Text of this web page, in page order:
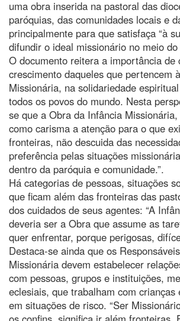
uma obra inserida na pastoral das
paróquias, das comunidades locais e
principalmente para que satisfaça “à
difundir o ideal missionário no meio do
O documento reitera a importância de
crescimento daqueles que pertencem
Missionária, na solidariedade
todos os povos do mundo. Nesta
se que a Obra da Infância Missionária,
como carisma a atenção para o que
fronteiras, não descuida das
preferência pelas situações
dentro da paróquia e comunidade.”.
Há categorias de pessoas, situações
que ficam além das fronteiras das
dos cuidados de seus agentes: “A
deveria ser a Obra que assume as
quer enfrentar, porque perigosas,
Destaca-se ainda que os
Missionária devem estabelecer
com pessoas, grupos e instituições,
eclesiais, que trabalham com crianças
em situações de risco. “Ser